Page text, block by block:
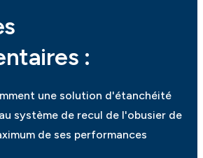
:
une solution d'étanchéité
système de recul de l'obusier de
de ses performances